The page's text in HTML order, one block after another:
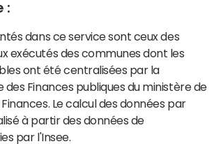
:
dans ce service sont ceux des
exécutés des communes dont les
ont été centralisées par la
Finances publiques du ministère de
Le calcul des données par
à partir des données de
par l'Insee.